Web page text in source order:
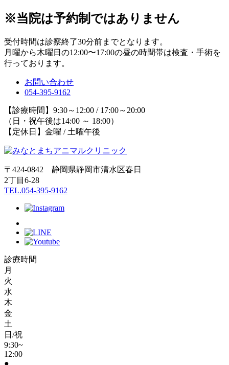
※当院は予約制ではありません
受付時間は診察終了30分前までとなります。
月曜から木曜日の12:00〜17:00の昼の時間帯は検査・手術を
行っております。
お問い合わせ
054-395-9162
【診療時間】9:30～12:00 / 17:00～20:00
（日・祝午後は14:00 ～ 18:00）
【定休日】金曜 / 土曜午後
〒424-0842 静岡県静岡市清水区春日
2丁目6-28
TEL.054-395-9162
診療時間
月
火
水
木
金
土
日/祝
9:30~
12:00
●